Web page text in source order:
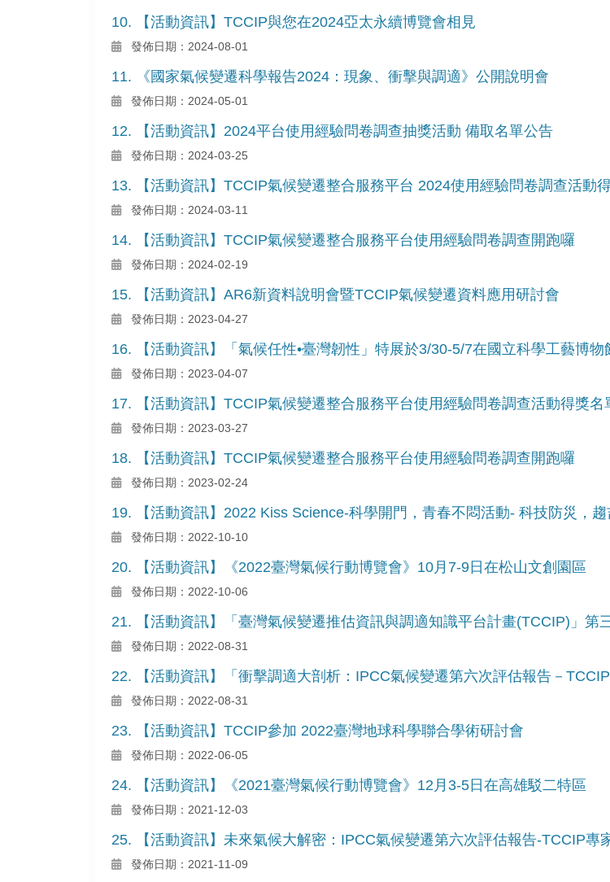
10. 【活動資訊】TCCIP與您在2024亞太永續博覽會相見
發佈日期：2024-08-01
11. 《國家氣候變遷科學報告2024：現象、衝擊與調適》公開說明會
發佈日期：2024-05-01
12. 【活動資訊】2024平台使用經驗問卷調查抽獎活動 備取名單公告
發佈日期：2024-03-25
13. 【活動資訊】TCCIP氣候變遷整合服務平台 2024使用經驗問卷調查活動
發佈日期：2024-03-11
14. 【活動資訊】TCCIP氣候變遷整合服務平台使用經驗問卷調查開跑囉
發佈日期：2024-02-19
15. 【活動資訊】AR6新資料說明會暨TCCIP氣候變遷資料應用研討會
發佈日期：2023-04-27
16. 【活動資訊】「氣候任性•臺灣韌性」特展於3/30-5/7在國立科學工藝博物
發佈日期：2023-04-07
17. 【活動資訊】TCCIP氣候變遷整合服務平台使用經驗問卷調查活動得獎名
發佈日期：2023-03-27
18. 【活動資訊】TCCIP氣候變遷整合服務平台使用經驗問卷調查開跑囉
發佈日期：2023-02-24
19. 【活動資訊】2022 Kiss Science-科學開門，青春不悶活動- 科技防災，趨
發佈日期：2022-10-10
20. 【活動資訊】《2022臺灣氣候行動博覽會》10月7-9日在松山文創園區
發佈日期：2022-10-06
21. 【活動資訊】「臺灣氣候變遷推估資訊與調適知識平台計畫(TCCIP)」第
發佈日期：2022-08-31
22. 【活動資訊】「衝擊調適大剖析：IPCC氣候變遷第六次評估報告－
發佈日期：2022-08-31
23. 【活動資訊】TCCIP參加 2022臺灣地球科學聯合學術研討會
發佈日期：2022-06-05
24. 【活動資訊】《2021臺灣氣候行動博覽會》12月3-5日在高雄駁二特區
發佈日期：2021-12-03
25. 【活動資訊】未來氣候大解密：IPCC氣候變遷第六次評估報告-TCCIP專
發佈日期：2021-11-09